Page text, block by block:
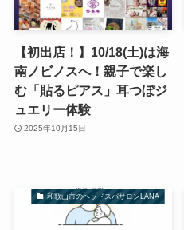
【初出店！】10/18(土)は海
南ノビノスへ！親子で楽し
む「貼るピアス」耳つぼジ
ュエリー体験
2025年10月15日
和歌山市のヘッドスパサロンLANA